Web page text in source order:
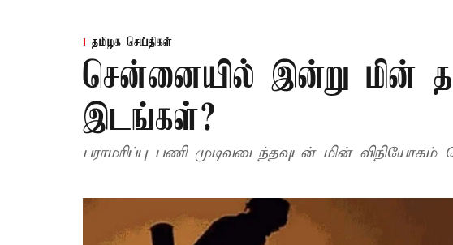
தமிழக செய்திகள்
சென்னையில் இன்று மின்
இடங்கள்?
பராமரிப்பு பணி முடிவடைந்தவுடன் மின் விநியோகம்